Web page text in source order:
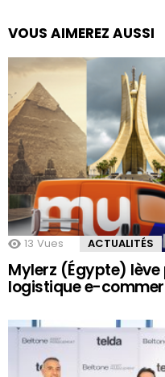
VOUS AIMEREZ AUSSI
13 Vues ACTUALITÉS
Mylerz (Égypte)
logistique e-